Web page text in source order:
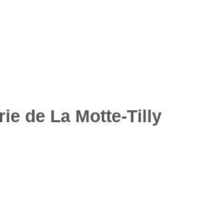
de La Motte-Tilly